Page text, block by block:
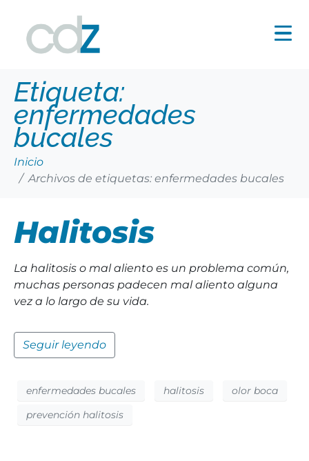
Etiqueta:
enfermedades
bucales
Inicio
Archivos de etiquetas: enfermedades bucales
Halitosis
La halitosis o mal aliento es un problema común,
muchas personas padecen mal aliento alguna
vez a lo largo de su vida.
Seguir leyendo
enfermedades bucales halitosis
olor boca
prevención halitosis